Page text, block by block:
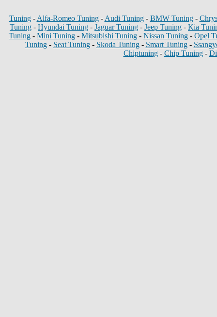
Tuning- Alfa-Romeo Tuning- Audi Tuning- BMW Tuning-
Tuning - Hyundai Tuning - Jaguar Tuning - Jeep Tuning - Kia
Tuning - Mini Tuning - Mitsubishi Tuning - Nissan Tuning - Opel
Tuning- Seat Tuning- Skoda Tuning- Smart Tuning-
Chiptuning- Chip Tuning-